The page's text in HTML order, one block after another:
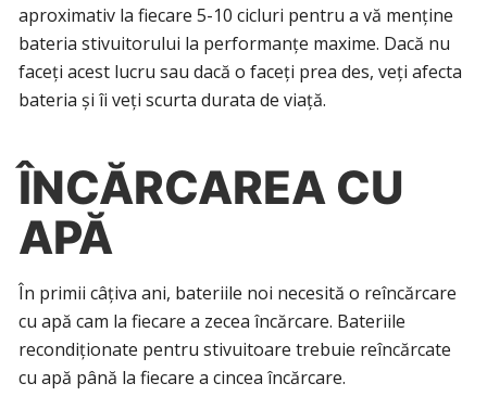
aproximativ la fiecare 5-10 cicluri pentru a vă menține
bateria stivuitorului la performanțe maxime. Dacă nu
faceți acest lucru sau dacă o faceți prea des, veți afecta
bateria și îi veți scurta durata de viață.
ÎNCĂRCAREA CU
APĂ
În primii câțiva ani, bateriile noi necesită o reîncărcare
cu apă cam la fiecare a zecea încărcare. Bateriile
recondiționate pentru stivuitoare trebuie reîncărcate
cu apă până la fiecare a cincea încărcare.